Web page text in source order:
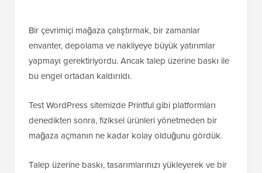
Bir çevrimiçi mağaza çalıştırmak, bir zamanlar
envanter, depolama ve nakliyeye büyük yatırımlar
yapmayı gerektiriyordu. Ancak talep üzerine baskı ile
bu engel ortadan kaldırıldı.
Test WordPress sitemizde Printful gibi platformları
denedikten sonra, fiziksel ürünleri yönetmeden bir
mağaza açmanın ne kadar kolay olduğunu gördük.
Talep üzerine baskı, tasarımlarınızı yükleyerek ve bir